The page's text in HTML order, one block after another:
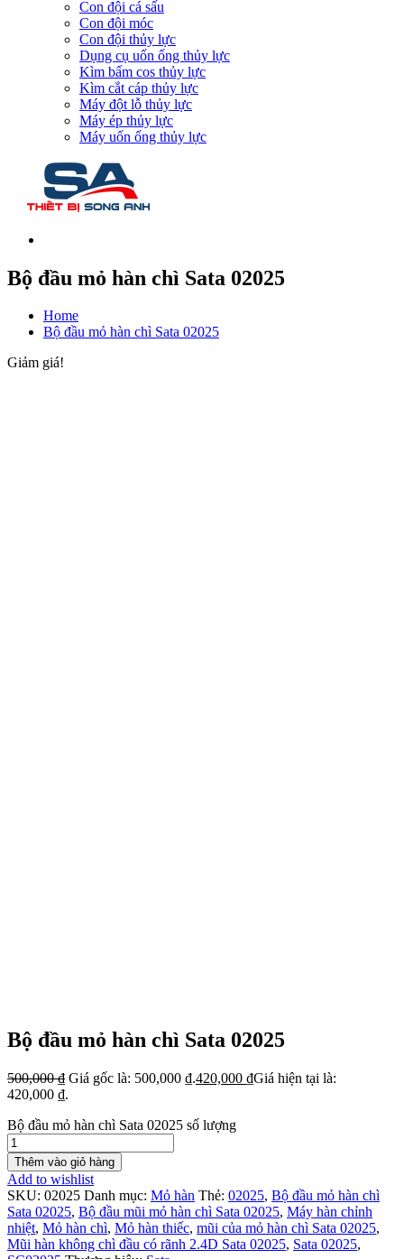
Con đội cá sấu
Con đội móc
Con đội thủy lực
Dụng cụ uốn ống thủy lực
Kìm bấm cos thủy lực
Kìm cắt cáp thủy lực
Máy đột lỗ thủy lực
Máy ép thủy lực
Máy uốn ống thủy lực
Bộ đầu mỏ hàn chì Sata 02025
Home
Bộ đầu mỏ hàn chì Sata 02025
Giảm giá!
Bộ đầu mỏ hàn chì Sata 02025
500,000₫ Giá gốc là: 500,000 ₫.420,000 ₫Giá hiện tại là:
420,000 ₫.
Bộ đầu mỏ hàn chì Sata 02025 số lượng
Thêm vào giỏ hàng
Add to wishlist
SKU: 02025 Danh mục: Mỏ hàn Thẻ: 02025, Bộ đầu mỏ hàn chì
Sata 02025, Bộ đầu mũi mỏ hàn chì Sata 02025, Máy hàn chỉnh
nhiệt, Mỏ hàn chì, Mỏ hàn thiếc, mũi của mỏ hàn chì Sata 02025,
Mũi hàn không chì đầu có rãnh 2.4D Sata 02025, Sata 02025,